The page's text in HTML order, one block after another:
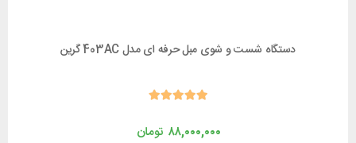
دستگاه شست و شوی مبل حرفه ای مدل 403AC گرین
تومان